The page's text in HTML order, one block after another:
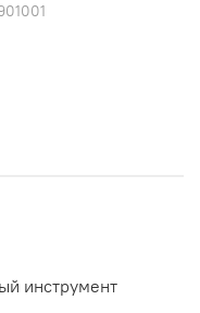
инструмент